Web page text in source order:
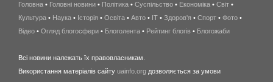
беспроводной
интернет
киев
wimax
Головна • Головні новини • Політика • Суспільство • Економіка • Світ •
Культура • Наука • Історія • Освіта • Авто • IT • Здоров'я • Спорт • Фото •
Відео • Огляд блогосфери • Блоголента • Рейтинг блогів • Блогожаби
Всі новини належать їх правовласникам.
Використання матеріалів сайту uainfo.org дозволяється за умови